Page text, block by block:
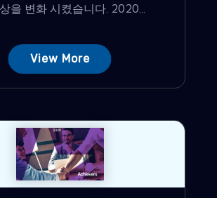
을 변화 시켰습니다. 2020...
View More